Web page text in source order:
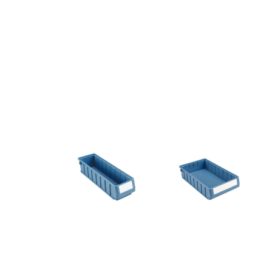
lagerboks-
rk- rk